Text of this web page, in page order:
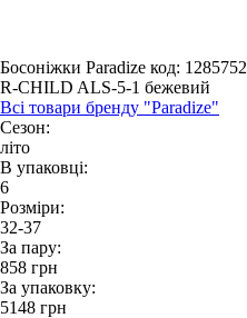
Босоніжки Paradize код: 1285752
R-CHILD ALS-5-1 бежевий
Всі товари бренду "Paradize"
Сезон:
літо
В упаковці:
6
Розміри:
32-37
За пару:
858 грн
За упаковку:
5148 грн